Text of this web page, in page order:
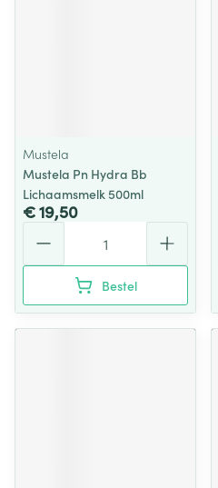
Mustela
Mustela Pn Hydra Bb
Lichaamsmelk 500ml
€ 19,50
Bestel